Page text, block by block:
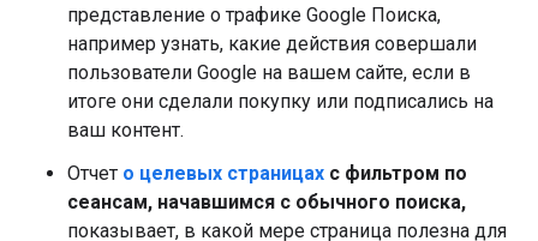
представление о трафике Google Поиска,
например узнать, какие действия совершали
пользователи Google на вашем сайте, если в
итоге они сделали покупку или подписались на
ваш контент.
Отчет о целевых страницах с фильтром по
сеансам, начавшимся с обычного поиска,
показывает, в какой мере страница полезна для